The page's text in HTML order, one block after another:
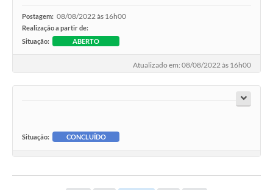
Postagem: 08/08/2022 às 16h00
Realização a partir de:
Situação:
ABERTO
Atualizado em: 08/08/2022 às 16h00
Situação: CONCLUÍDO